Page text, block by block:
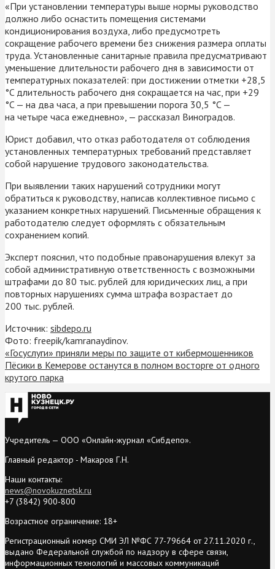
«При установлении температуры выше нормы руководство
должно либо оснастить помещения системами
кондиционирования воздуха, либо предусмотреть
сокращение рабочего времени без снижения размера оплаты
труда. Установленные санитарные правила предусматривают
уменьшение длительности рабочего дня в зависимости от
температурных показателей: при достижении отметки +28,5
°C длительность рабочего дня сокращается на час, при +29
°C — на два часа, а при превышении порога 30,5 °C —
на четыре часа ежедневно», — рассказал Виноградов.
Юрист добавил, что отказ работодателя от соблюдения
установленных температурных требований представляет
собой нарушение трудового законодательства.
При выявлении таких нарушений сотрудники могут
обратиться к руководству, написав коллективное письмо с
указанием конкретных нарушений. Письменные обращения к
работодателю следует оформлять с обязательным
сохранением копий.
Эксперт пояснил, что подобные правонарушения влекут за
собой административную ответственность с возможными
штрафами до 80 тыс. рублей для юридических лиц, а при
повторных нарушениях сумма штрафа возрастает до
200 тыс. рублей.
Источник: sibdepo.ru
Фото: freepik/kamranaydinov.
«Госуслуги» приняли меры по защите от кибермошенников
Пёсики в Кемерове останутся в полном восторге от одного
крутого парка
Учредитель — ООО «Онлайн-журнал «Сибдепо».
Главный редактор - Макаров Г.Н.
Наши контакты:
news@novokuznetsk.ru
+7 (3842) 900-800
Возрастное ограничение: 18+
Регистрационный номер СМИ ЭЛ №ФС 77-79664 от 27.11.2020 г.,
выдано Федеральной службой по надзору в сфере связи,
информационных технологий и массовых коммуникаций